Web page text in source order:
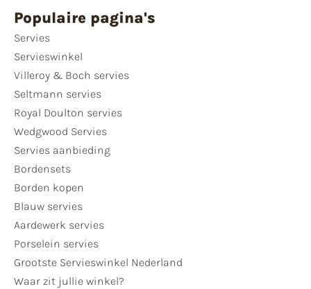
Populaire pagina's
Servies
Servieswinkel
Villeroy & Boch servies
Seltmann servies
Royal Doulton servies
Wedgwood Servies
Servies aanbieding
Bordensets
Borden kopen
Blauw servies
Aardewerk servies
Porselein servies
Grootste Servieswinkel Nederland
Waar zit jullie winkel?